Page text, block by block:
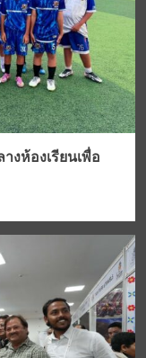
งห้องเรียนเพื่อ